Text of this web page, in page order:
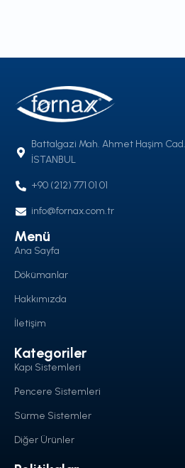
Battalgazi Mah. Ahmet Haşim
İSTANBUL
+90 (212) 771 01 01
info@fornax.com.tr
Menü
Ana Sayfa
Dökümanlar
Hakkımızda
İletişim
Kategoriler
Kapı Sistemleri
Pencere Sistemleri
Sürme Sistemler
Diğer Ürünler